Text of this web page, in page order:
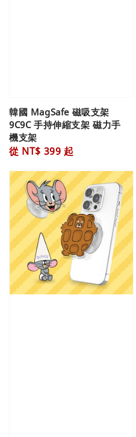
韓國 MagSafe 磁吸支架
9C9C 手持伸縮支架 磁力手
機支架
Regular
從 NT$ 399 起